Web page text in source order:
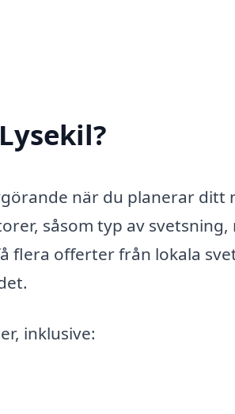
när du planerar ditt
såsom typ av svetsning,
flera offerter från lokala
inklusive: